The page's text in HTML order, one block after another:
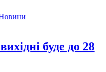
буде до 28